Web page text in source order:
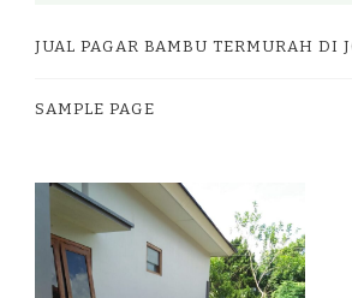
JUAL PAGAR BAMBU TERMURAH DI
SAMPLE PAGE